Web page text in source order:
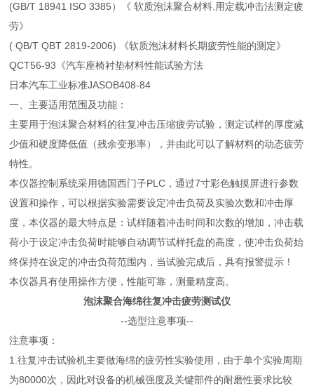
(GB/T 18941 ISO 3385）《 软质泡沫聚合材料.用定载冲击法测定疲
劳》
( QB/T QBT 2819-2006) 《软质泡沫材料长期疲劳性能的测定》
QCT56-93《汽车座椅衬垫材料性能试验方法
日本汽车工业标准JASOB408-84
一、主要适用范围及功能：
主要用于泡沫聚合材料的往复冲击压缩疲劳试验，测定试样的厚度减
少值和硬度降低值（残余变形率），并由此可以了解材料的动态疲劳
特性。
本仪器控制系统采用德国西门子PLC，通过7寸彩色触摸屏进行参数
设置和操作，可以根据实验需要设定冲击负荷及实验次数和冲击厚
度，本仪器的最大特点是：试样随着冲击时间和次数的增加，冲击载
荷小于设定冲击负荷时能够自动调节试样托盘的高度，使冲击负荷始
终保持在设定的冲击负荷范围内，当试验完成后，具有报警提示！
本仪器具有使用操作方便，性能可靠，测量精度高。
泡沫聚合海绵往复冲击疲劳测试仪
--选型注意事项--
注意事项：
1.往复冲击试验机主要做海绵的疲劳性实验使用，由于单个实验周期
为80000次，因此对设备的机械强度及关键部件的耐磨性要求比较